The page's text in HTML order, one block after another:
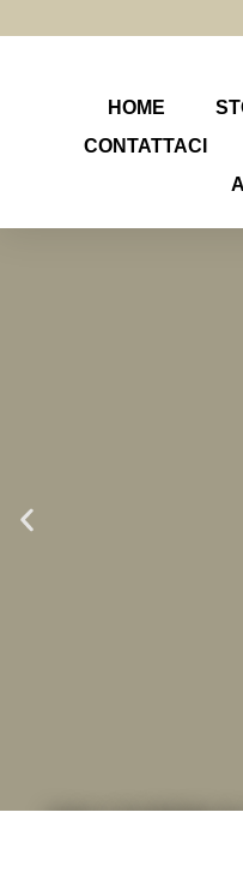
HOME
CONTATTACI